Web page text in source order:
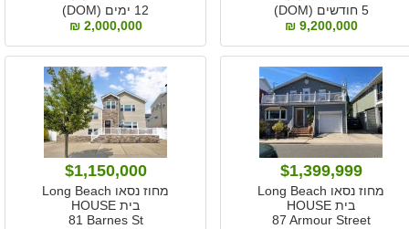
5 חודשים (DOM)
9,200,000 ₪
12 ימים (DOM)
2,000,000 ₪
$1,399,999
מחוז נסאו Long Beach
בית HOUSE
87 Armour Street
$1,150,000
מחוז נסאו Long Beach
בית HOUSE
81 Barnes St